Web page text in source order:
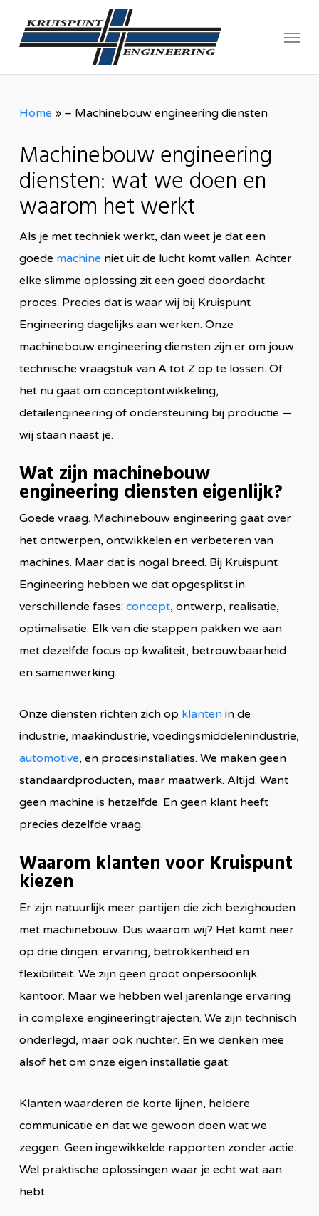
content
Menu
Home » – Machinebouw engineering diensten
Machinebouw engineering
diensten: wat we doen en
waarom het werkt
Als je met techniek werkt, dan weet je dat een
goede machine niet uit de lucht komt vallen. Achter
elke slimme oplossing zit een goed doordacht
proces. Precies dat is waar wij bij Kruispunt
Engineering dagelijks aan werken. Onze
machinebouw engineering diensten zijn er om jouw
technische vraagstuk van A tot Z op te lossen. Of
het nu gaat om conceptontwikkeling,
detailengineering of ondersteuning bij productie —
wij staan naast je.
Wat zijn machinebouw
engineering diensten eigenlijk?
Goede vraag. Machinebouw engineering gaat over
het ontwerpen, ontwikkelen en verbeteren van
machines. Maar dat is nogal breed. Bij Kruispunt
Engineering hebben we dat opgesplitst in
verschillende fases: concept, ontwerp, realisatie,
optimalisatie. Elk van die stappen pakken we aan
met dezelfde focus op kwaliteit, betrouwbaarheid
en samenwerking.
Onze diensten richten zich op klantenin de
industrie, maakindustrie, voedingsmiddelenindustrie,
automotive, en procesinstallaties. We maken geen
standaardproducten, maar maatwerk. Altijd. Want
geen machine is hetzelfde. En geen klant heeft
precies dezelfde vraag.
Waarom klanten voor Kruispunt
kiezen
Er zijn natuurlijk meer partijen die zich bezighouden
met machinebouw. Dus waarom wij? Het komt neer
op drie dingen: ervaring, betrokkenheid en
flexibiliteit. We zijn geen groot onpersoonlijk
kantoor. Maar we hebben wel jarenlange ervaring
in complexe engineeringtrajecten. We zijn technisch
onderlegd, maar ook nuchter. En we denken mee
alsof het om onze eigen installatie gaat.
Klanten waarderen de korte lijnen, heldere
communicatie en dat we gewoon doen wat we
zeggen. Geen ingewikkelde rapporten zonder actie.
Wel praktische oplossingen waar je echt wat aan
hebt.